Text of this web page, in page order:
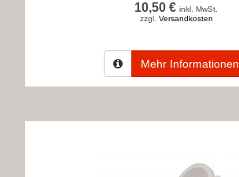
10,50 € inkl. MwSt.
zzgl. Versandkosten
Mehr Informationen